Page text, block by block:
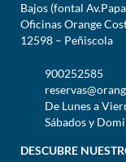
Bajos (fontal
Oficinas Orange
12598 – Peñiscola
900252585
De Lunes a
Sábados y
DESCUBRE